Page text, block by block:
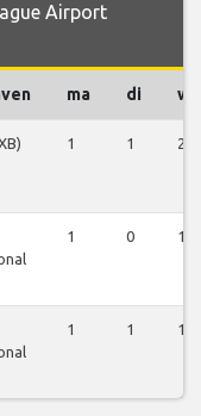
Airport
ma di wo
1 1 2
1 0 1
1 1 1